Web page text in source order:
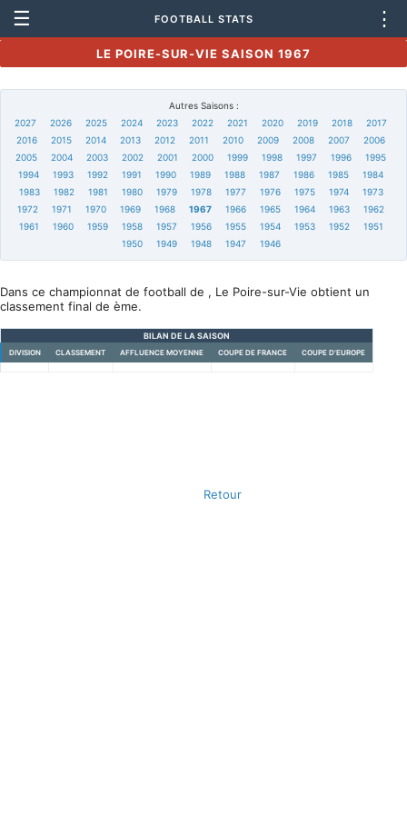
☰ FOOTBALL STATS ⋮
LE POIRE-SUR-VIE SAISON 1967
Autres Saisons :
2027
2026 2025 2024 2023 2022 2021 2020 2019 2018
2017
2016
2015 2014 2013 2012 2011 2010 2009 2008 2007
2006
2005
2004 2003 2002 2001 2000 1999 1998 1997 1996
1995
1994
1993 1992 1991 1990 1989 1988 1987 1986 1985
1984
1983
1982 1981 1980 1979 1978 1977 1976 1975 1974
1973
1972
1971 1970 1969 1968 1967 1966 1965 1964 1963
1962
1961
1960 1959 1958 1957 1956 1955 1954 1953 1952
1951
1950
1949 1948 1947 1946
Dans ce championnat de football de , Le Poire-sur-Vie obtient un
classement final de ème.
BILAN DE LA SAISON
DIVISION CLASSEMENT AFFLUENCE MOYENNE COUPE DE FRANCE COUPE D'EUROPE
Retour